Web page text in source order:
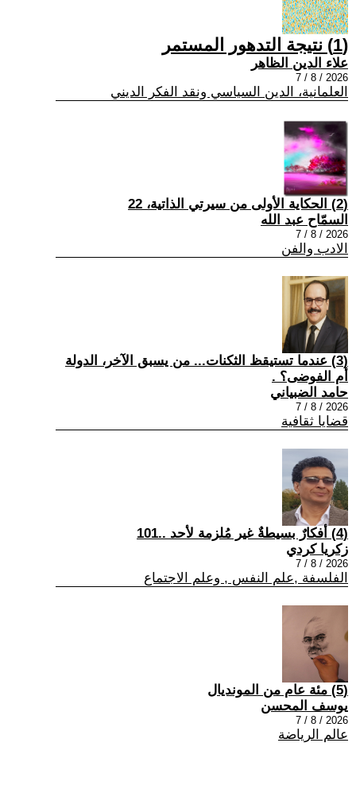
(1) نتيجة التدهور المستمر
علاء الدين الظاهر
2026 / 8 / 7
العلمانية، الدين السياسي ونقد الفكر الديني
(2) الحكاية الأولى من سيرتي الذاتية، 22
السمّاح عبد الله
2026 / 8 / 7
الادب والفن
(3) عندما تستيقظ الثكنات... من يسبق الآخر، الدولة
أم الفوضى؟ .
حامد الضبياني
2026 / 8 / 7
قضايا ثقافية
(4) أفكارٌ بسيطةٌ غير مُلزمة لأحد ..101
زكريا كردي
2026 / 8 / 7
الفلسفة ,علم النفس , وعلم الاجتماع
(5) مئة عام من المونديال
يوسف المحسن
2026 / 8 / 7
عالم الرياضة